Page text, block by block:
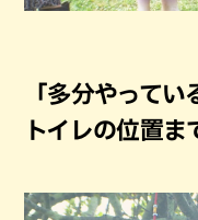
「多分やってい
トイレの位置